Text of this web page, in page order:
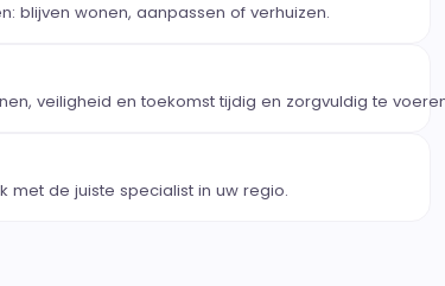
blijven wonen, aanpassen of verhuizen.
veiligheid en toekomst tijdig en zorgvuldig te
met de juiste specialist in uw regio.